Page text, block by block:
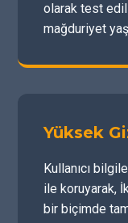
olarak test
mağduriyet
Yüksek
Kullanıcı
ile koruyarak,
bir biçimde